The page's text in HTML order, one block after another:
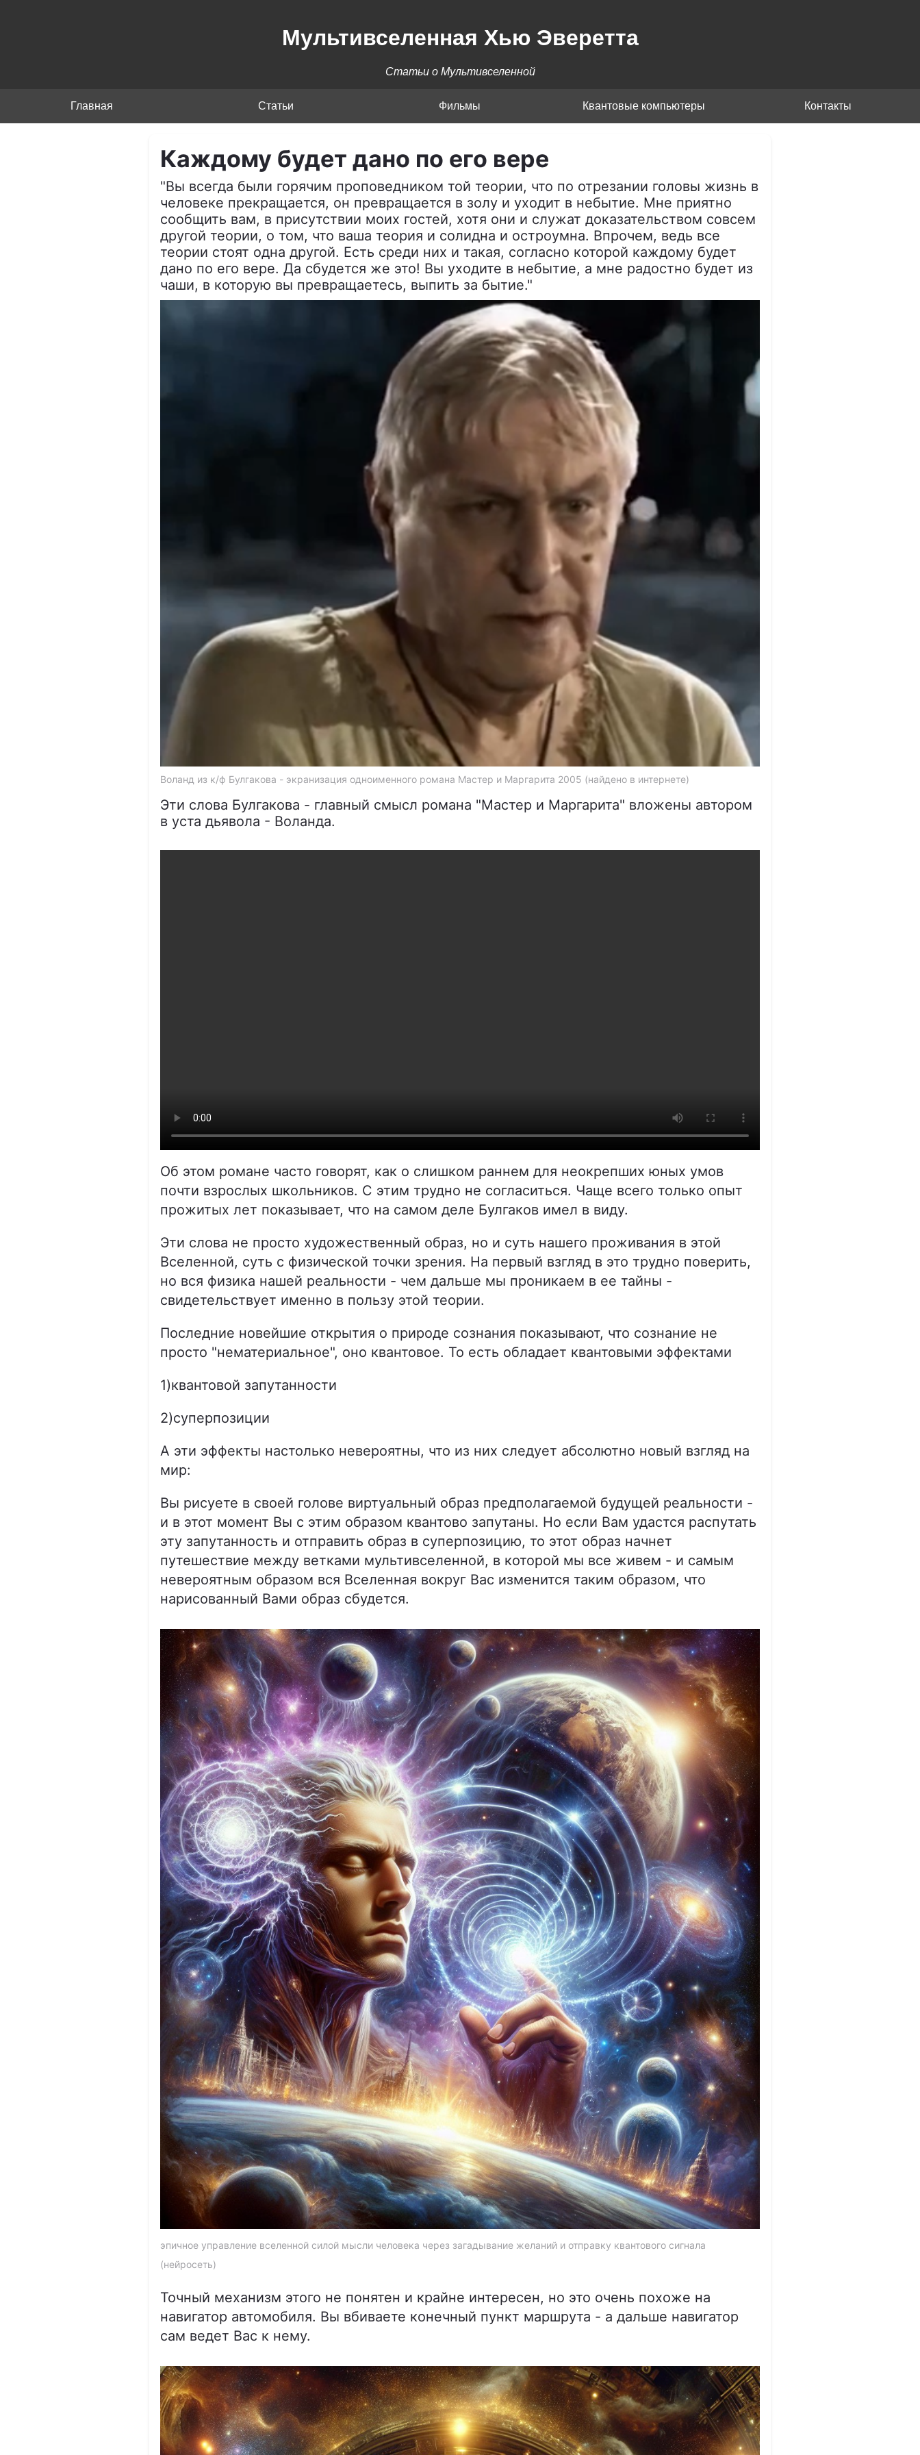
Мультивселенная Хью Эверетта
Статьи о Мультивселенной
Главная Статьи Фильмы Квантовые компьютеры Контакты
Каждому будет дано по его вере
"Вы всегда были горячим проповедником той теории, что по отрезании головы жизнь в
человеке прекращается, он превращается в золу и уходит в небытие. Мне приятно
сообщить вам, в присутствии моих гостей, хотя они и служат доказательством совсем
другой теории, о том, что ваша теория и солидна и остроумна. Впрочем, ведь все
теории стоят одна другой. Есть среди них и такая, согласно которой каждому будет
дано по его вере. Да сбудется же это! Вы уходите в небытие, а мне радостно будет из
чаши, в которую вы превращаетесь, выпить за бытие."
Воланд из к/ф Булгакова - экранизация одноименного романа Мастер и Маргарита 2005 (найдено в интернете)
Эти слова Булгакова - главный смысл романа "Мастер и Маргарита" вложены автором
в уста дьявола - Воланда.
Об этом романе часто говорят, как о слишком раннем для неокрепших юных умов
почти взрослых школьников. С этим трудно не согласиться. Чаще всего только опыт
прожитых лет показывает, что на самом деле Булгаков имел в виду.
Эти слова не просто художественный образ, но и суть нашего проживания в этой
Вселенной, суть с физической точки зрения. На первый взгляд в это трудно поверить,
но вся физика нашей реальности - чем дальше мы проникаем в ее тайны -
свидетельствует именно в пользу этой теории.
Последние новейшие открытия о природе сознания показывают, что сознание не
просто "нематериальное", оно квантовое. То есть обладает квантовыми эффектами
1)квантовой запутанности
2)суперпозиции
А эти эффекты настолько невероятны, что из них следует абсолютно новый взгляд на
мир:
Вы рисуете в своей голове виртуальный образ предполагаемой будущей реальности -
и в этот момент Вы с этим образом квантово запутаны. Но если Вам удастся распутать
эту запутанность и отправить образ в суперпозицию, то этот образ начнет
путешествие между ветками мультивселенной, в которой мы все живем - и самым
невероятным образом вся Вселенная вокруг Вас изменится таким образом, что
нарисованный Вами образ сбудется.
эпичное управление вселенной силой мысли человека через загадывание желаний и отправку квантового сигнала
(нейросеть)
Точный механизм этого не понятен и крайне интересен, но это очень похоже на
навигатор автомобиля. Вы вбиваете конечный пункт маршрута - а дальше навигатор
сам ведет Вас к нему.